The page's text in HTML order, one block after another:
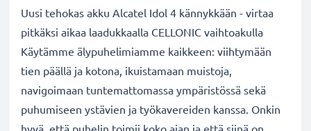
Uusi tehokas akku Alcatel Idol 4 kännykkään - virtaa
pitkäksi aikaa laadukkaalla CELLONIC vaihtoakulla
Käytämme älypuhelimiamme kaikkeen: viihtymään
tien päällä ja kotona, ikuistamaan muistoja,
navigoimaan tuntemattomassa ympäristössä sekä
puhumiseen ystävien ja työkavereiden kanssa. Onkin
hyvä, että puhelin toimii koko ajan ja että siinä on